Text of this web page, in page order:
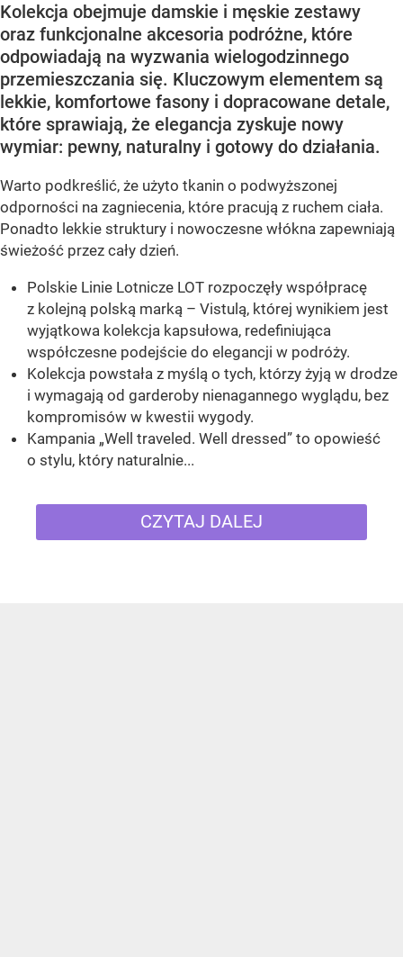
Kolekcja obejmuje damskie i męskie zestawy
oraz funkcjonalne akcesoria podróżne, które
odpowiadają na wyzwania wielogodzinnego
przemieszczania się. Kluczowym elementem są
lekkie, komfortowe fasony i dopracowane detale,
które sprawiają, że elegancja zyskuje nowy
wymiar: pewny, naturalny i gotowy do działania.
Warto podkreślić, że użyto tkanin o podwyższonej
odporności na zagniecenia, które pracują z ruchem ciała.
Ponadto lekkie struktury i nowoczesne włókna zapewniają
świeżość przez cały dzień.
Polskie Linie Lotnicze LOT rozpoczęły współpracę
z kolejną polską marką – Vistulą, której wynikiem jest
wyjątkowa kolekcja kapsułowa, redefiniująca
współczesne podejście do elegancji w podróży.
Kolekcja powstała z myślą o tych, którzy żyją w drodze
i wymagają od garderoby nienagannego wyglądu, bez
kompromisów w kwestii wygody.
Kampania „Well traveled. Well dressed” to opowieść
o stylu, który naturalnie...
CZYTAJ DALEJ